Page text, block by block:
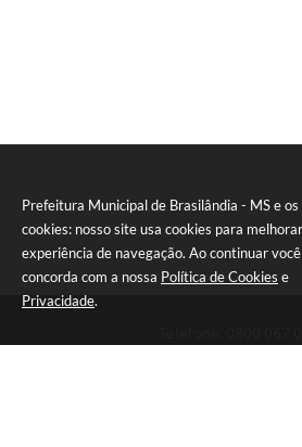
Prefeitura Municipal de Brasilândia - MS e os
cookies: nosso site usa cookies para
experiência de navegação. Ao continuar você
concorda com a nossa Política de Cookies e
Privacidade.